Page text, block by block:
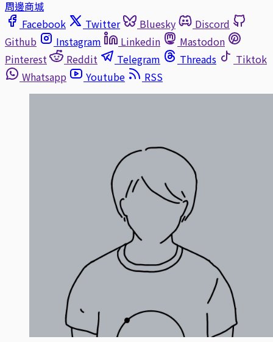
周邊商城
Facebook
Twitter Bluesky
Discord
Github
Instagram Linkedin
Mastodon
Pinterest
Reddit Telegram Threads
Tiktok
Whatsapp
Youtube RSS